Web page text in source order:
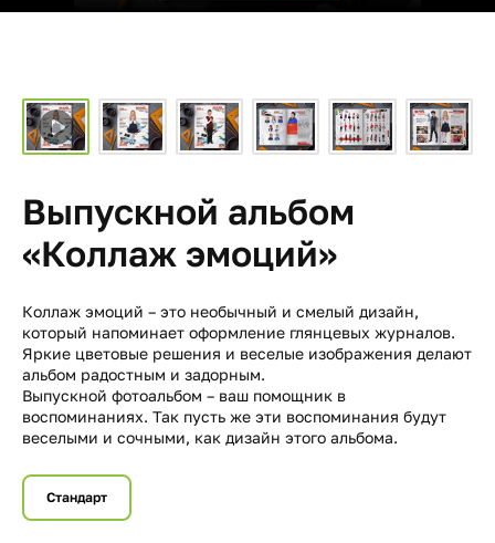
Выпускной альбом
«Коллаж эмоций»
Коллаж эмоций – это необычный и смелый дизайн,
который напоминает оформление глянцевых журналов.
Яркие цветовые решения и веселые изображения делают
альбом радостным и задорным.
Выпускной фотоальбом – ваш помощник в
воспоминаниях. Так пусть же эти воспоминания будут
веселыми и сочными, как дизайн этого альбома.
Стандарт